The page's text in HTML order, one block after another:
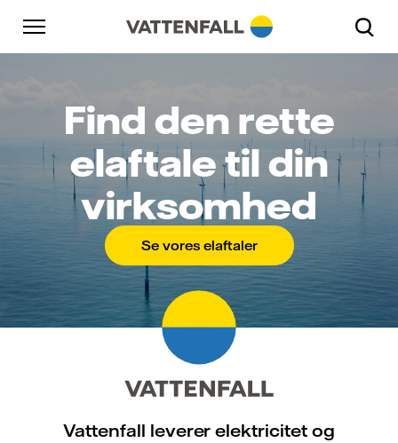
Skift til indhold
Gå til hovednavigation
Gå til sidefod
Find den rette
elaftale til din
virksomhed
Se vores elaftaler
Vattenfall leverer elektricitet og
Gå til hovednavigation